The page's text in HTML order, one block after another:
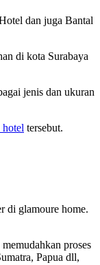
dan juga Bantal
di kota Surabaya
jenis dan ukuran
hotel tersebut.
di glamoure home.
proses
Papua dll,